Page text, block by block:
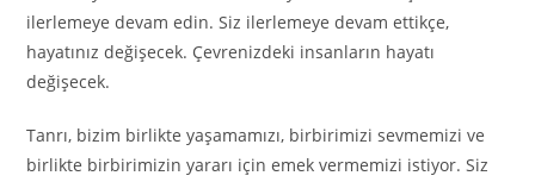
ilerlemeye devam edin. Siz ilerlemeye devam ettikçe,
hayatınız değişecek. Çevrenizdeki insanların hayatı
değişecek.
Tanrı, bizim birlikte yaşamamızı, birbirimizi sevmemizi ve
birlikte birbirimizin yararı için emek vermemizi istiyor. Siz